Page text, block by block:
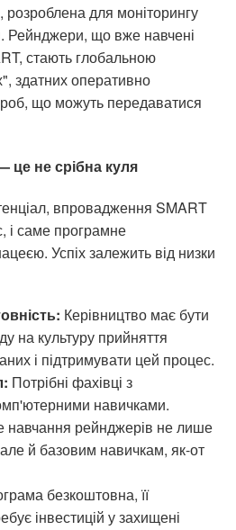
розроблена для моніторингу
Рейнджери, що вже навчені
стають глобальною
здатних оперативно
що можуть передаватися
це не срібна куля
впровадження SMART
і саме програмне
Успіх залежить від низки
Керівництво має бути
на культуру прийняття
і підтримувати цей процес.
Потрібні фахівці з
навичками.
навчання рейнджерів не лише
й базовим навичкам, як-от
безкоштовна, її
інвестицій у захищені